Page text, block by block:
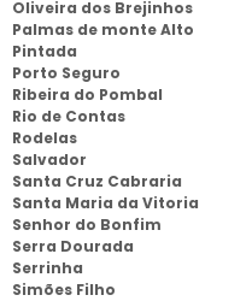
Oliveira dos Brejinhos
Palmas de monte Alto
Pintada
Porto Seguro
Ribeira do Pombal
Rio de Contas
Rodelas
Salvador
Santa Cruz Cabraria
Santa Maria da Vitoria
Senhor do Bonfim
Serra Dourada
Serrinha
Simões Filho